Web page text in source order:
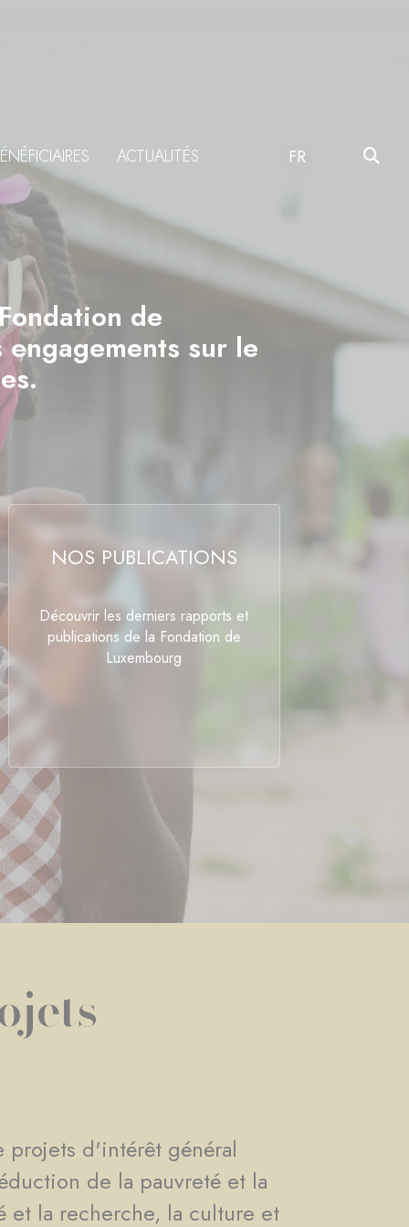
ACTUALITÉS FR
de
sur le
NOS PUBLICATIONS
Découvrir les derniers rapports et
publications de la Fondation de
Luxembourg
projets d'intérêt général
de la pauvreté et la
et la recherche, la culture et